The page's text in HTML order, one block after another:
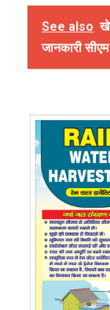
See also
जानकारी